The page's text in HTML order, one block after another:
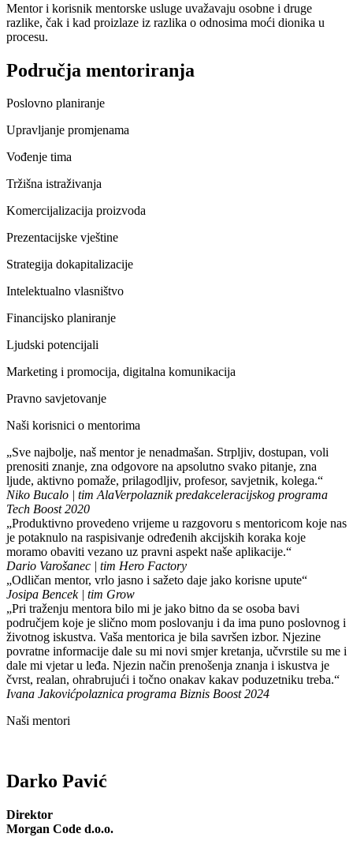
Mentor i korisnik mentorske usluge uvažavaju osobne i druge
razlike, čak i kad proizlaze iz razlika o odnosima moći dionika u
procesu.
Područja mentoriranja
Poslovno planiranje
Upravljanje promjenama
Vođenje tima
Tržišna istraživanja
Komercijalizacija proizvoda
Prezentacijske vještine
Strategija dokapitalizacije
Intelektualno vlasništvo
Financijsko planiranje
Ljudski potencijali
Marketing i promocija, digitalna komunikacija
Pravno savjetovanje
Naši korisnici o mentorima
„Sve najbolje, naš mentor je nenadmašan. Strpljiv, dostupan, voli
prenositi znanje, zna odgovore na apsolutno svako pitanje, zna
ljude, aktivno pomaže, prilagodljiv, profesor, savjetnik, kolega.“
Niko Bucalo | tim AlaVerpolaznik predakceleracijskog programa
Tech Boost 2020
„Produktivno provedeno vrijeme u razgovoru s mentoricom koje nas
je potaknulo na raspisivanje određenih akcijskih koraka koje
moramo obaviti vezano uz pravni aspekt naše aplikacije.“
Dario Varošanec | tim Hero Factory
„Odličan mentor, vrlo jasno i sažeto daje jako korisne upute“
Josipa Bencek | tim Grow
„Pri traženju mentora bilo mi je jako bitno da se osoba bavi
područjem koje je slično mom poslovanju i da ima puno poslovnog i
životnog iskustva. Vaša mentorica je bila savršen izbor. Njezine
povratne informacije dale su mi novi smjer kretanja, učvrstile su me i
dale mi vjetar u leđa. Njezin način prenošenja znanja i iskustva je
čvrst, realan, ohrabrujući i točno onakav kakav poduzetniku treba.“
Ivana Jakovićpolaznica programa Biznis Boost 2024
Naši mentori
Darko Pavić
Direktor
Morgan Code d.o.o.